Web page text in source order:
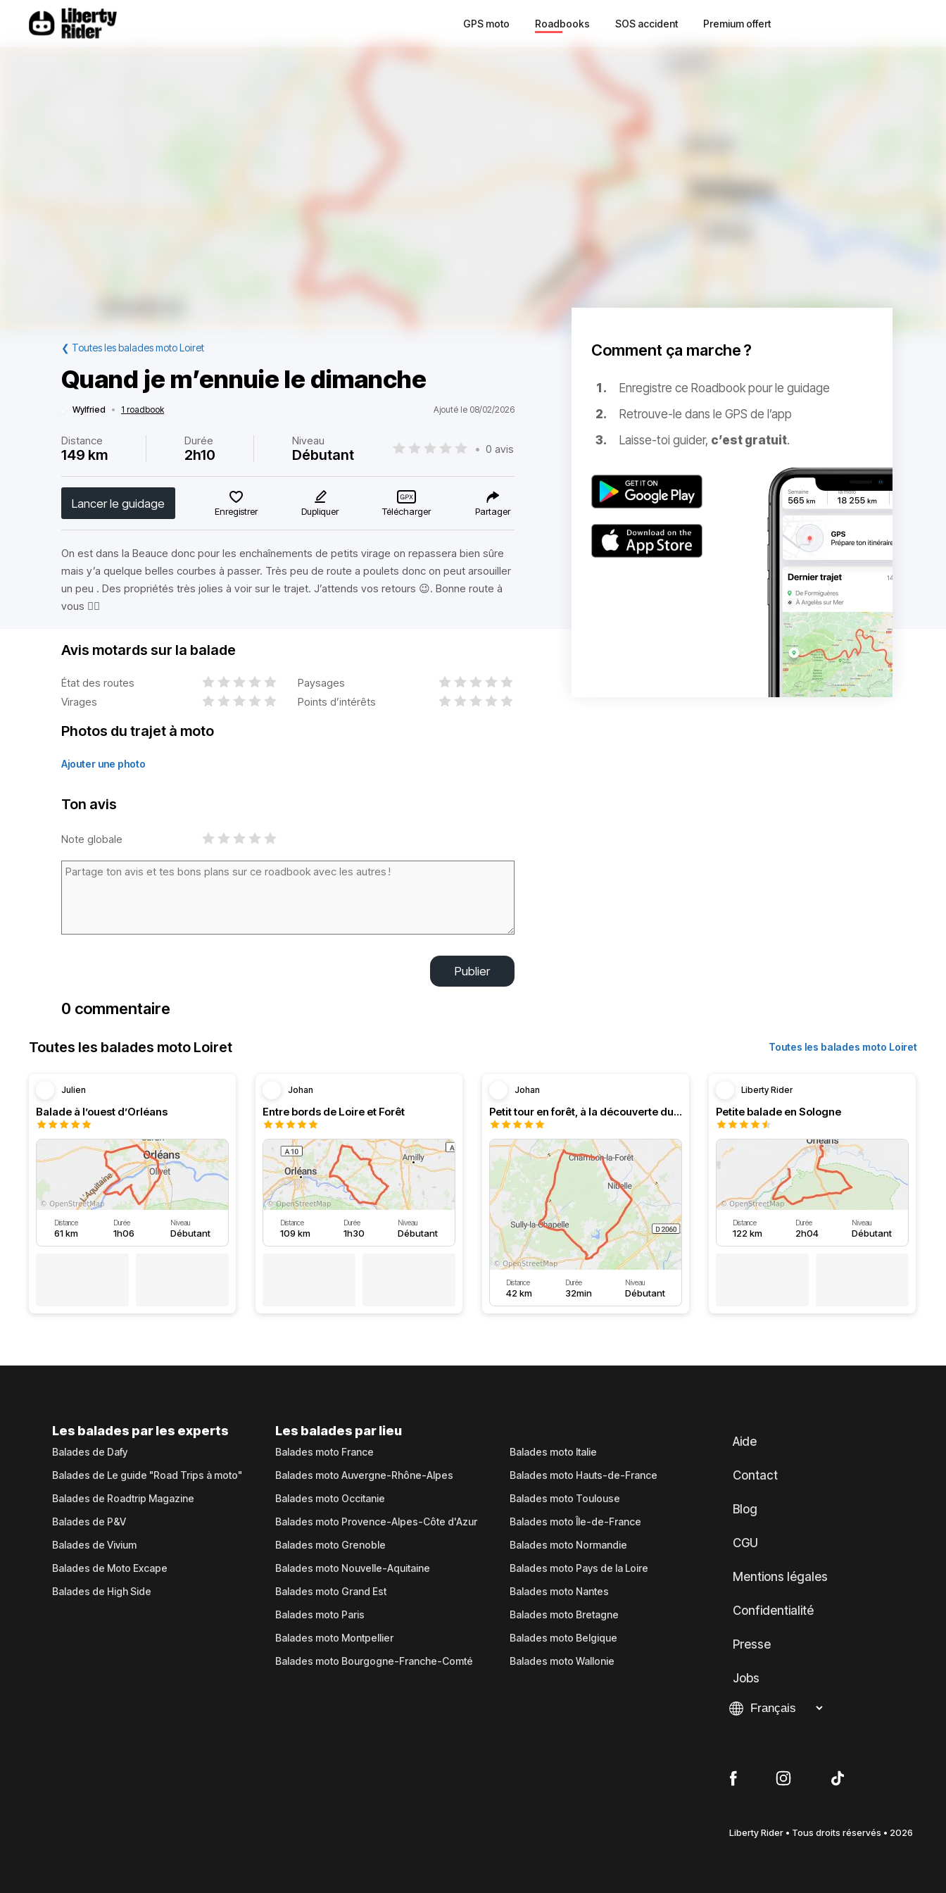
GPS moto Roadbooks SOS accident Premium offert
❮ Toutes les balades moto Loiret
Quand je m’ennuie le dimanche
Wylfried • 1 roadbook Ajouté le 08/02/2026
Distance
149 km
Durée
2h10
Niveau
Débutant • 0 avis
Lancer le guidage
Enregistrer Dupliquer Télécharger Partager
On est dans la Beauce donc pour les enchaînements de petits virage on repassera bien sûre
mais y’a quelque belles courbes à passer. Très peu de route a poulets donc on peut arsouiller
un peu . Des propriétés très jolies à voir sur le trajet. J’attends vos retours 😉. Bonne route à
vous ✌🏻
Comment ça marche ?
Enregistre ce Roadbook pour le guidage
Retrouve-le dans le GPS de l’app
Laisse-toi guider, c’est gratuit.
Avis motards sur la balade
État des routes
Paysages
Virages
Points d’intérêts
Photos du trajet à moto
Ajouter une photo
Ton avis
Note globale
Publier
0 commentaire
Toutes les balades moto Loiret Toutes les balades moto Loiret
Julien
Balade à l’ouest d’Orléans
Distance
61 km
Durée
1h06
Niveau
Débutant
Johan
Entre bords de Loire et Forêt
Distance
109 km
Durée
1h30
Niveau
Débutant
Johan
Petit tour en forêt, à la découverte du lac
Distance
42 km
Durée
32min
Niveau
Débutant
Liberty Rider
Petite balade en Sologne
Distance
122 km
Durée
2h04
Niveau
Débutant
Les balades par les experts
Balades de Dafy
Balades de Le guide "Road Trips à moto"
Balades de Roadtrip Magazine
Balades de P&V
Balades de Vivium
Balades de Moto Excape
Balades de High Side
Les balades par lieu
Balades moto France
Balades moto Auvergne-Rhône-Alpes
Balades moto Occitanie
Balades moto Provence-Alpes-Côte d'Azur
Balades moto Grenoble
Balades moto Nouvelle-Aquitaine
Balades moto Grand Est
Balades moto Paris
Balades moto Montpellier
Balades moto Bourgogne-Franche-Comté
Balades moto Italie
Balades moto Hauts-de-France
Balades moto Toulouse
Balades moto Île-de-France
Balades moto Normandie
Balades moto Pays de la Loire
Balades moto Nantes
Balades moto Bretagne
Balades moto Belgique
Balades moto Wallonie
Aide
Contact
Blog
CGU
Mentions légales
Confidentialité
Presse
Jobs
Liberty Rider • Tous droits réservés • 2026